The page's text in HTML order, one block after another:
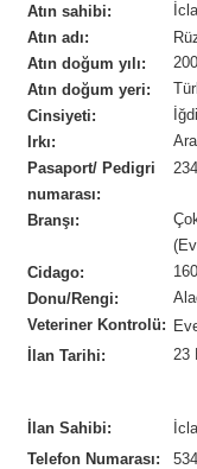
Atın sahibi:
Atın adı:
Atın doğum yılı:
Atın doğum yeri:
Cinsiyeti:
Irkı:
Pasaport/ Pedigri
numarası:
Branşı:
Cidago:
Donu/Rengi:
160
Veteriner Kontrolü:
İlan Tarihi:
23
İlan Sahibi:
Telefon Numarası: